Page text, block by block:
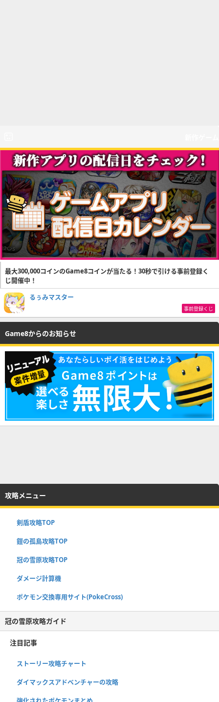
最大300,000コインのGame8コインが当たる！30秒で引ける事前登録く
じ開催中！
るぅみマスター
事前登録くじ
Game8からのお知らせ
攻略メニュー
剣盾攻略TOP
鎧の孤島攻略TOP
冠の雪原攻略TOP
ダメージ計算機
ポケモン交換専用サイト(PokeCross)
冠の雪原攻略ガイド
注目記事
ストーリー攻略チャート
ダイマックスアドベンチャーの攻略